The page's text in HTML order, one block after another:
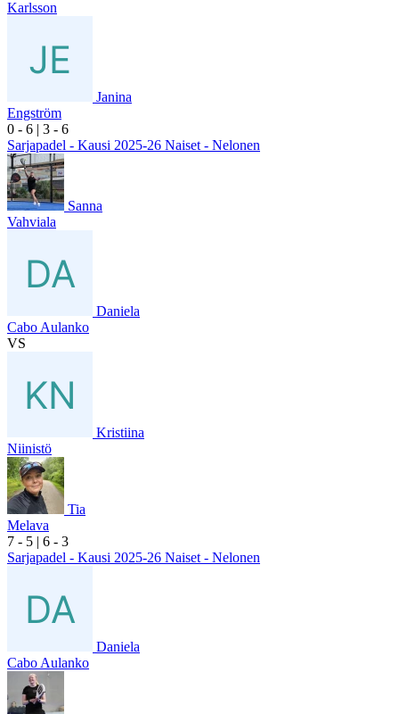
Karlsson
Janina
Engström
0 - 6 | 3 - 6
Sarjapadel - Kausi 2025-26 Naiset - Nelonen
Sanna
Vahviala
Daniela
Cabo Aulanko
VS
Kristiina
Niinistö
Tia
Melava
7 - 5 | 6 - 3
Sarjapadel - Kausi 2025-26 Naiset - Nelonen
Daniela
Cabo Aulanko